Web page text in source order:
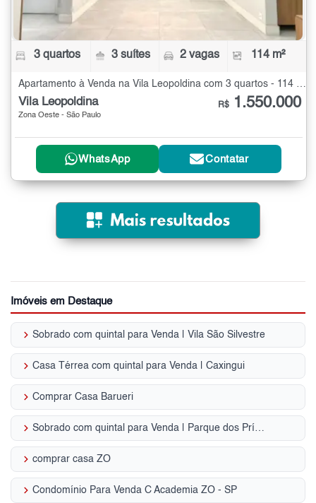
3 quartos 3 suítes 2 vagas 114 m²
Apartamento à Venda na Vila Leopoldina com 3 quartos - 114 m²
Vila Leopoldina
Zona Oeste - São Paulo
R$ 1.550.000
WhatsApp Contatar
Imóveis em Destaque
keyboard_arrow_right Sobrado com quintal para Venda | Vila São Silvestre
keyboard_arrow_right Casa Térrea com quintal para Venda | Caxingui
keyboard_arrow_right Comprar Casa Barueri
keyboard_arrow_right Sobrado com quintal para Venda | Parque dos Príncipes
keyboard_arrow_right comprar casa ZO
keyboard_arrow_right Condomínio Para Venda C Academia ZO - SP